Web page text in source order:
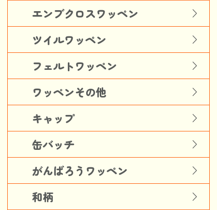
エンブクロスワッペン
ツイルワッペン
フェルトワッペン
ワッペンその他
キャップ
缶バッチ
がんばろうワッペン
和柄